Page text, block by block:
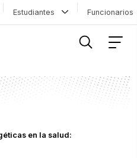
Estudiantes
en la salud: